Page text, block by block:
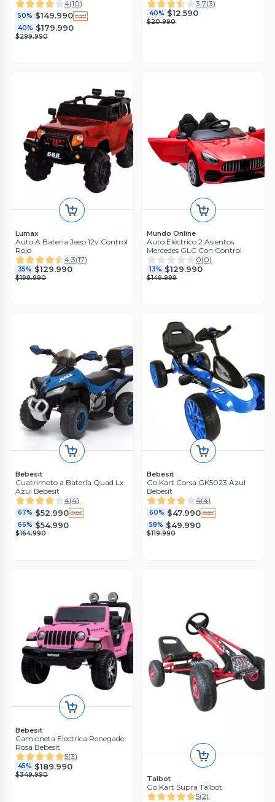
4(10)
50% $149.990
40% $179.990
$299.990
3.7(3)
40% $12.590
$20.990
Lumax
Auto A Bateria Jeep 12v Control
Rojo
4.3(17)
35% $129.990
$199.990
Mundo Online
Auto Eléctrico 2 Asientos
Mercedes GLC Con Control
0(0)
13% $129.990
$149.999
Bebesit
Cuatrimoto a Batería Quad Lx
Azul Bebesit
4(4)
67% $52.990
66% $54.990
$164.990
Bebesit
Go Kart Corsa GK5023 Azul
Bebesit
4(4)
60% $47.990
58% $49.990
$119.990
Bebesit
Camioneta Electrica Renegade
Rosa Bebesit
5(3)
45% $189.990
$349.990 Talbot
Go Kart Supra Talbot
5(2)